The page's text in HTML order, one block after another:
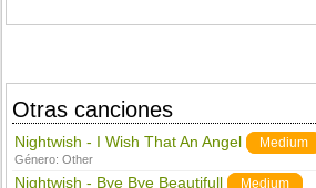
Otras canciones
Nightwish - I Wish That An Angel Medium
Género:Other
Nightwish - Bye Bye Beautifull Medium